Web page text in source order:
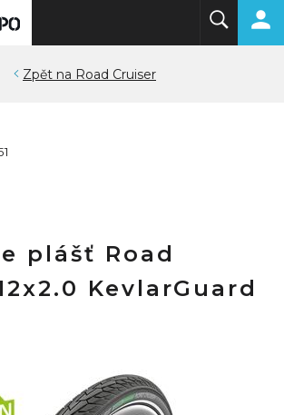
Road Cruiser
plášť Road
KevlarGuard